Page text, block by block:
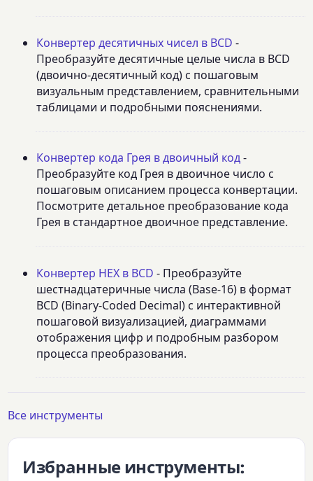
Конвертер десятичных чисел в BCD -
Преобразуйте десятичные целые числа в BCD
(двоично-десятичный код) с пошаговым
визуальным представлением, сравнительными
таблицами и подробными пояснениями.
Конвертер кода Грея в двоичный код-
Преобразуйте код Грея в двоичное число с
пошаговым описанием процесса конвертации.
Посмотрите детальное преобразование кода
Грея в стандартное двоичное представление.
Конвертер HEX в BCD - Преобразуйте
шестнадцатеричные числа (Base-16) в формат
BCD (Binary-Coded Decimal) с интерактивной
пошаговой визуализацией, диаграммами
отображения цифр и подробным разбором
процесса преобразования.
Все инструменты
Избранные инструменты: